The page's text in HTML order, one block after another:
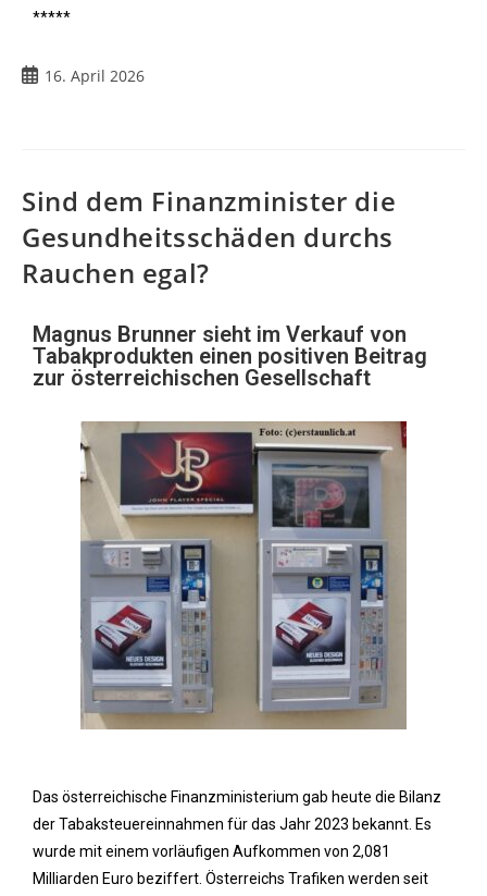
*****
16. April 2026
Sind dem Finanzminister die
Gesundheitsschäden durchs
Rauchen egal?
Magnus Brunner sieht im Verkauf von
Tabakprodukten einen positiven Beitrag
zur österreichischen Gesellschaft
Das österreichische Finanzministerium gab heute die Bilanz
der Tabaksteuereinnahmen für das Jahr 2023 bekannt. Es
wurde mit einem vorläufigen Aufkommen von 2,081
Milliarden Euro beziffert. Österreichs Trafiken werden seit